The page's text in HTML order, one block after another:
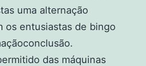
uma alternação
os entusiastas de bingo
das máquinas